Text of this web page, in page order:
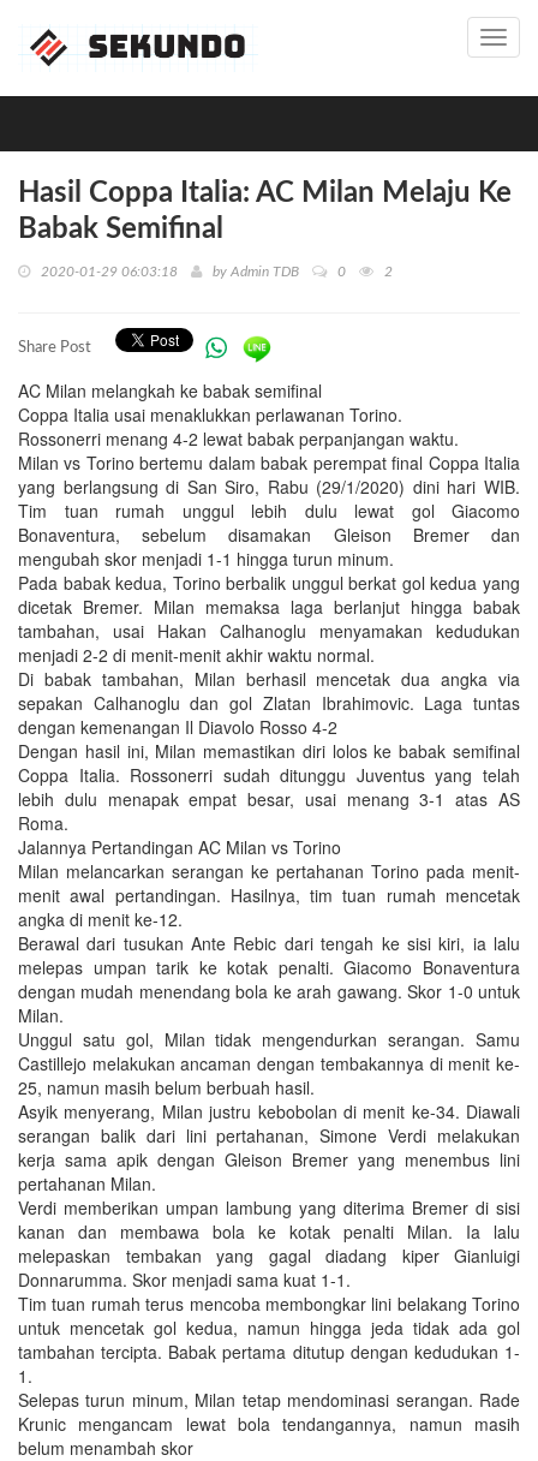
Hasil Coppa Italia: AC Milan Melaju Ke
Babak Semifinal
2020-01-29 06:03:18 by Admin TDB 0 2
Share Post
AC Milan melangkah ke babak semifinal
Coppa Italia usai menaklukkan perlawanan Torino.
Rossonerri menang 4-2 lewat babak perpanjangan waktu.
Milan vs Torino bertemu dalam babak perempat final Coppa Italia
yang berlangsung di San Siro, Rabu (29/1/2020) dini hari WIB.
Tim tuan rumah unggul lebih dulu lewat gol Giacomo
Bonaventura, sebelum disamakan Gleison Bremer dan
mengubah skor menjadi 1-1 hingga turun minum.
Pada babak kedua, Torino berbalik unggul berkat gol kedua yang
dicetak Bremer. Milan memaksa laga berlanjut hingga babak
tambahan, usai Hakan Calhanoglu menyamakan kedudukan
menjadi 2-2 di menit-menit akhir waktu normal.
Di babak tambahan, Milan berhasil mencetak dua angka via
sepakan Calhanoglu dan gol Zlatan Ibrahimovic. Laga tuntas
dengan kemenangan Il Diavolo Rosso 4-2
Dengan hasil ini, Milan memastikan diri lolos ke babak semifinal
Coppa Italia. Rossonerri sudah ditunggu Juventus yang telah
lebih dulu menapak empat besar, usai menang 3-1 atas AS
Roma.
Jalannya Pertandingan AC Milan vs Torino
Milan melancarkan serangan ke pertahanan Torino pada menit-
menit awal pertandingan. Hasilnya, tim tuan rumah mencetak
angka di menit ke-12.
Berawal dari tusukan Ante Rebic dari tengah ke sisi kiri, ia lalu
melepas umpan tarik ke kotak penalti. Giacomo Bonaventura
dengan mudah menendang bola ke arah gawang. Skor 1-0 untuk
Milan.
Unggul satu gol, Milan tidak mengendurkan serangan. Samu
Castillejo melakukan ancaman dengan tembakannya di menit ke-
25, namun masih belum berbuah hasil.
Asyik menyerang, Milan justru kebobolan di menit ke-34. Diawali
serangan balik dari lini pertahanan, Simone Verdi melakukan
kerja sama apik dengan Gleison Bremer yang menembus lini
pertahanan Milan.
Verdi memberikan umpan lambung yang diterima Bremer di sisi
kanan dan membawa bola ke kotak penalti Milan. Ia lalu
melepaskan tembakan yang gagal diadang kiper Gianluigi
Donnarumma. Skor menjadi sama kuat 1-1.
Tim tuan rumah terus mencoba membongkar lini belakang Torino
untuk mencetak gol kedua, namun hingga jeda tidak ada gol
tambahan tercipta. Babak pertama ditutup dengan kedudukan 1-
1.
Selepas turun minum, Milan tetap mendominasi serangan. Rade
Krunic mengancam lewat bola tendangannya, namun masih
belum menambah skor